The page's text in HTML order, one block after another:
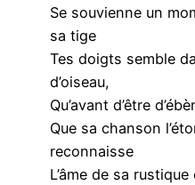
Se souvienne un
sa tige
Tes doigts semble
d’oiseau,
Qu’avant d’être
Que sa chanson
reconnaisse
L’âme de sa